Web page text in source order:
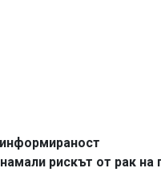
рискът от рак на